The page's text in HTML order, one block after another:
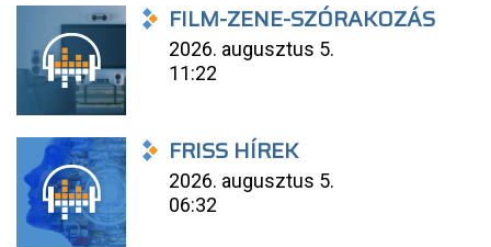
FILM-ZENE-SZÓRAKOZÁS
2026. augusztus 5.
11:22
FRISS HÍREK
2026. augusztus 5.
06:32